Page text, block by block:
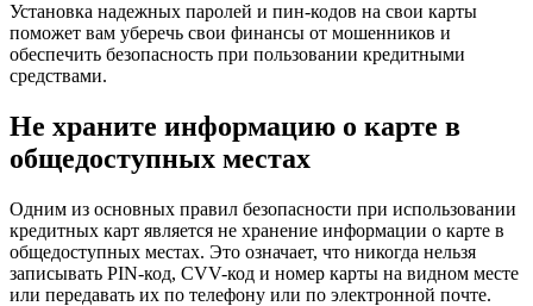
Установка надежных паролей и пин-кодов на свои карты
поможет вам уберечь свои финансы от мошенников и
обеспечить безопасность при пользовании кредитными
средствами.
Не храните информацию о карте в
общедоступных местах
Одним из основных правил безопасности при использовании
кредитных карт является не хранение информации о карте в
общедоступных местах. Это означает, что никогда нельзя
записывать PIN-код, CVV-код и номер карты на видном месте
или передавать их по телефону или по электронной почте.